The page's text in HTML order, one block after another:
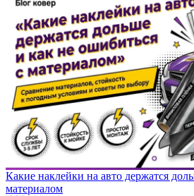
Какие наклейки на авто держатся
материалом